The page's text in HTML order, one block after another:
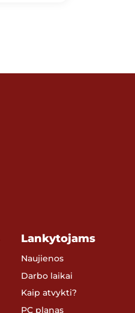
Lankytojams
Naujienos
Darbo laikai
Kaip atvykti?
PC planas